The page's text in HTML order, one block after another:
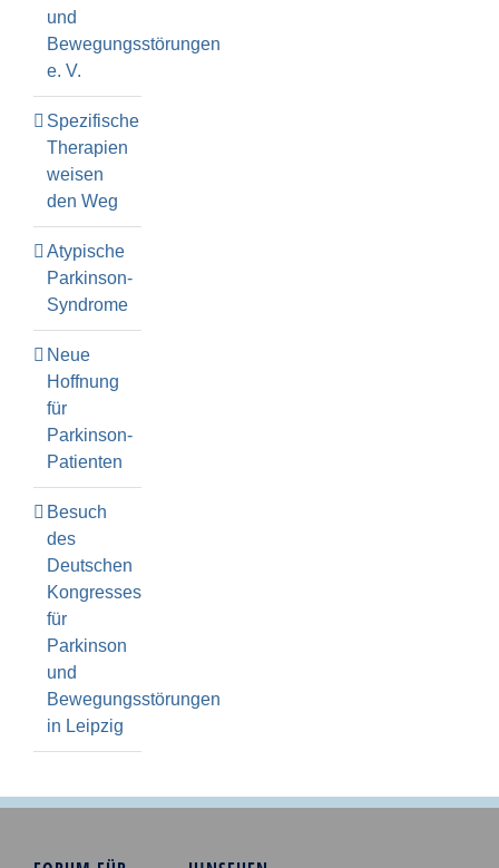
und
Bewegungsstörungen
e. V.
Spezifische
Therapien
weisen
den Weg
Atypische
Parkinson-
Syndrome
Neue
Hoffnung
für
Parkinson-
Patienten
Besuch
des
Deutschen
Kongresses
für
Parkinson
und
Bewegungsstörungen
in Leipzig